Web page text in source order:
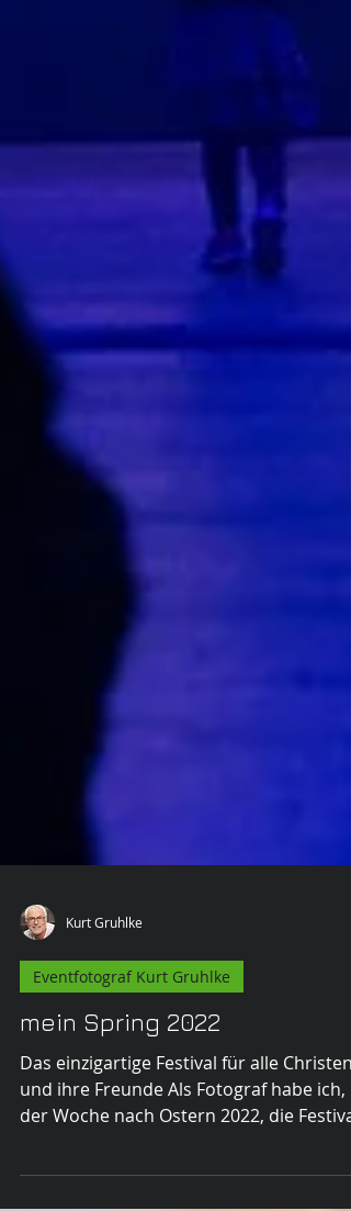
Kurt Gruhlke
mein Spring 2022